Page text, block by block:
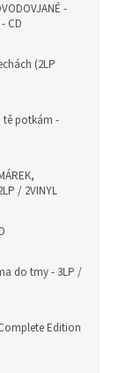
-
CD
(2LP
tě potkám -
/ 2VINYL
do tmy - 3LP /
Edition